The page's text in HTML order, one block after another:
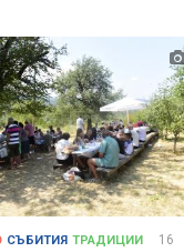
СЪБИТИЯ ТРАДИЦИИ
16